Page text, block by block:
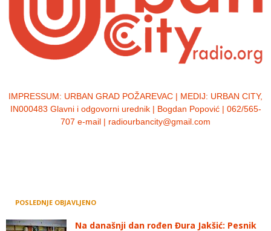
IMPRESSUM: URBAN GRAD POŽAREVAC | MEDIJ: URBAN CITY,
IN000483 Glavni i odgovorni urednik | Bogdan Popović | 062/565-
707 e-mail | radiourbancity@gmail.com
POSLEDNJE OBJAVLJENO
Na današnji dan rođen Đura Jakšić: Pesnik